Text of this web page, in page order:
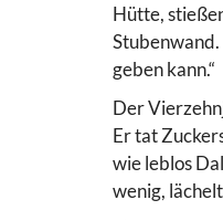
Hütte,
Stubenwand.
geben kann.“
Der
Er tat
wie leblos
wenig,